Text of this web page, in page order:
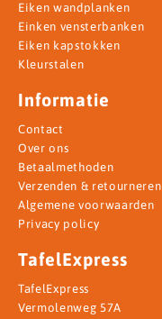
Eiken wandplanken
Einken vensterbanken
Eiken kapstokken
Kleurstalen
Informatie
Contact
Over ons
Betaalmethoden
Verzenden & retourneren
Algemene voorwaarden
Privacy policy
TafelExpress
TafelExpress
Vermolenweg 57A